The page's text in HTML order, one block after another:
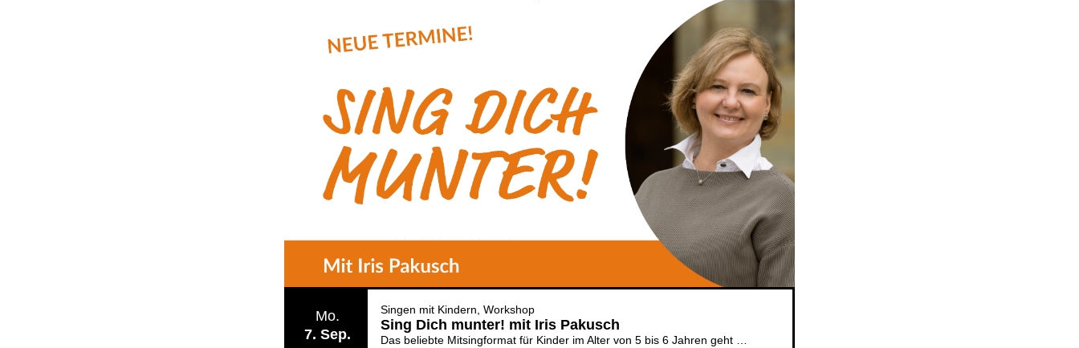
Mo.
7 Sep.
Singen mit Kindern Workshop
Sing Dich munter! mit Iris Pakusch
Das beliebte Mitsingformat für Kinder im Alter von 5 bis 6 Jahren geht weiter